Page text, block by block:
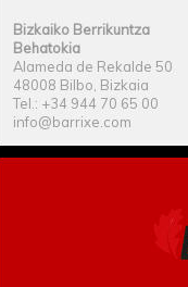
Bizkaiko Berrikuntza
Behatokia
Alameda de Rekalde 50
48008 Bilbo, Bizkaia
Tel.: +34 944 70 65 00
info@barrixe.com